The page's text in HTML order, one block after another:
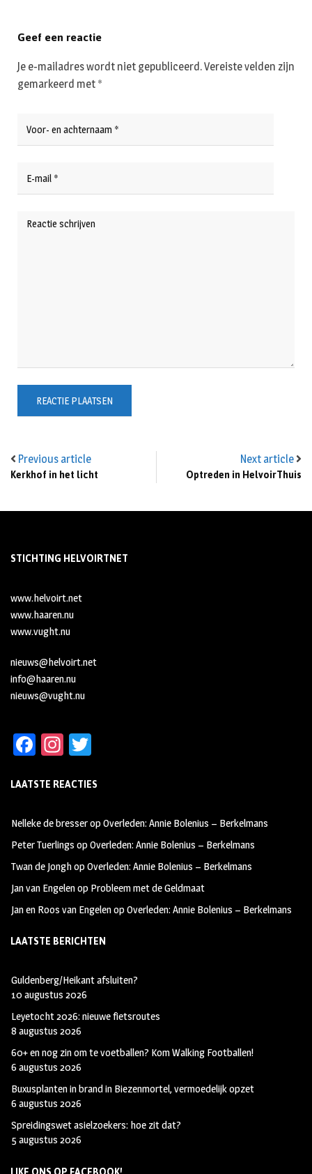
Previous article
Kerkhof in het licht
Next article
Optreden in HelvoirThuis
Geef een reactie
Je e-mailadres wordt niet gepubliceerd.Vereiste velden zijn
gemarkeerd met *
STICHTING HELVOIRTNET
www.helvoirt.net
www.haaren.nu
www.vught.nu
nieuws@helvoirt.net
info@haaren.nu
nieuws@vught.nu
Fa
b
oo
k
In
ag
m
tt
LAATSTE REACTIES
Nelleke de bresseropOverleden: Annie Bolenius – Berkelmans
Peter Tuerlings opOverleden: Annie Bolenius – Berkelmans
Twan de JonghopOverleden: Annie Bolenius – Berkelmans
Jan van Engelenop Probleem met de Geldmaat
Jan en Roos van EngelenopOverleden: Annie Bolenius – Berkelmans
LAATSTE BERICHTEN
Guldenberg/Heikant afsluiten?
10 augustus 2026
Leyetocht 2026: nieuwe fietsroutes
8 augustus 2026
60+ en nog zin om te voetballen? Kom Walking Footballen!
6 augustus 2026
Buxusplanten in brand in Biezenmortel, vermoedelijk opzet
6 augustus 2026
Spreidingswet asielzoekers: hoe zit dat?
5 augustus 2026